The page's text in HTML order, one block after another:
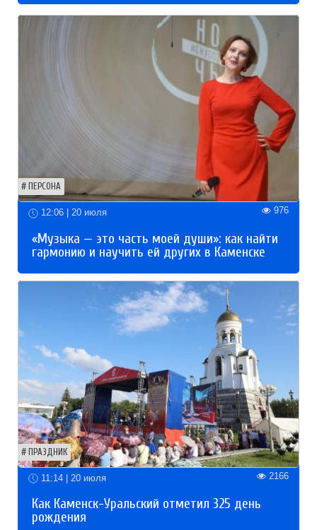
ПЕРСОНА
12:06 | 20 июля 976
«Музыка — это часть моей души»: как найти
гармонию и научить ей других в Каменске
ПРАЗДНИК
11:14 | 20 июля 2166
Как Каменск-Уральский отметил 325 день
рождения